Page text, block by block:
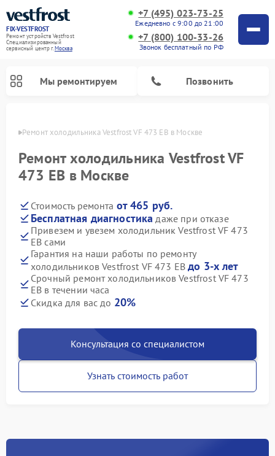
FIX-VESTFROST
Ремонт устройств Vestfrost
Специализированный
cервисный центр г.Москва
+7 (495) 023-73-25
Ежедневно с 9:00 до 21:00
+7 (800) 100-33-26
Звонок бесплатный по РФ
Мы ремонтируем Позвонить
Ремонт холодильника Vestfrost VF 473 EB в Москве
Ремонт холодильника Vestfrost VF
473 EB в Москве
Стоимость ремонта от 465 руб.
Бесплатная диагностика даже при отказе
Привезем и увезем холодильник Vestfrost VF 473
EB сами
Гарантия на наши работы по ремонту
холодильников Vestfrost VF 473 EBдо 3-х лет
Срочный ремонт холодильников Vestfrost VF 473
EB в течении часа
Скидка для вас до 20%
Консультация со специалистом
Узнать стоимость работ